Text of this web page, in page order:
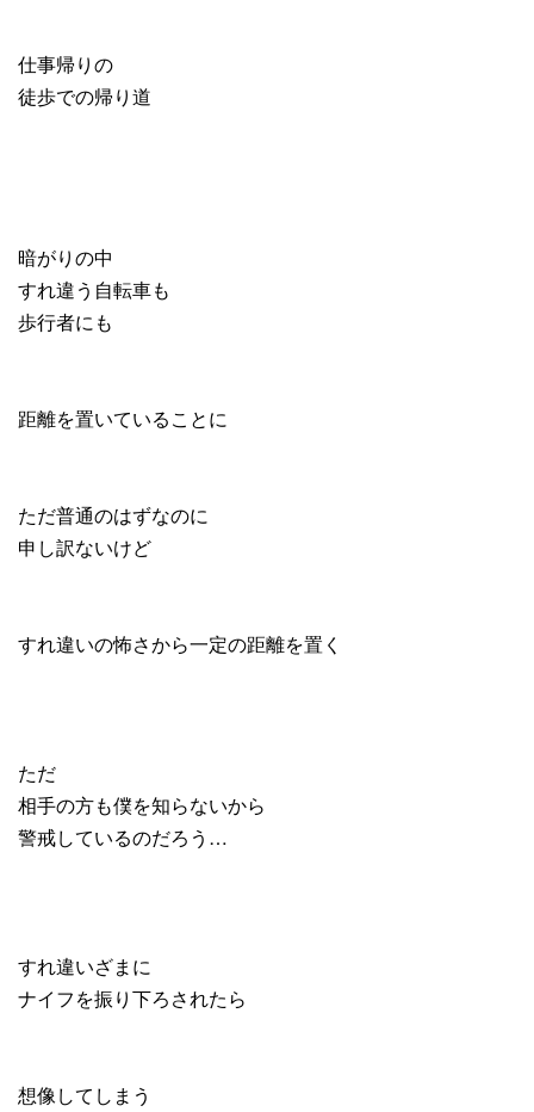
仕事帰りの
徒歩での帰り道
暗がりの中
すれ違う自転車も
歩行者にも
距離を置いていることに
ただ普通のはずなのに
申し訳ないけど
すれ違いの怖さから一定の距離を置く
ただ
相手の方も僕を知らないから
警戒しているのだろう…
すれ違いざまに
ナイフを振り下ろされたら
想像してしまう